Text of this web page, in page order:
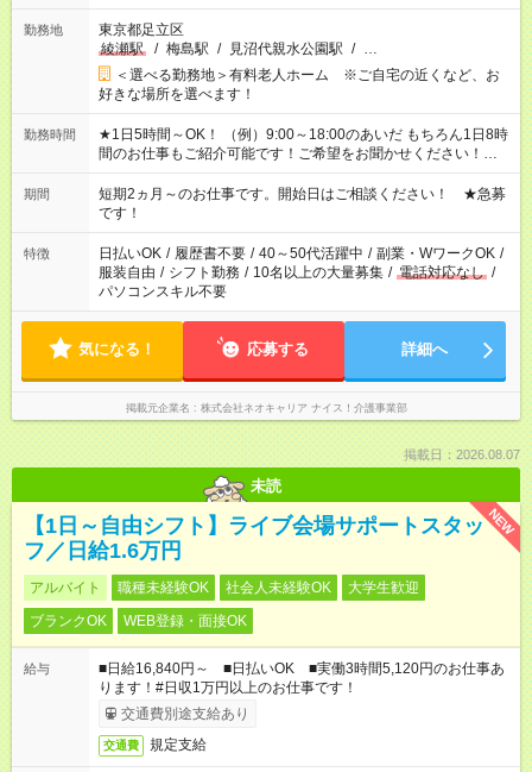
勤務地
東京都足立区
綾瀬駅
/ 梅島駅 / 見沼代親水公園駅 / …
＜選べる勤務地＞有料老人ホーム ※ご自宅の近くなど、お
好きな場所を選べます！
勤務時間
★1日5時間～OK！ （例）9:00～18:00のあいだ もちろん1日8時
間のお仕事もご紹介可能です！ご希望をお聞かせください！★家
庭の都合でお休みが必要な場合も遠慮なくご相談ください。 ※
週最低15時間以上の勤務が必要です
期間
短期2ヵ月～のお仕事です。開始日はご相談ください！ ★急募
です！
特徴 日払いOK / 履歴書不要 / 40～50代活躍中 / 副業・WワークOK /
服装自由 / シフト勤務 / 10名以上の大量募集 / 電話対応なし /
パソコンスキル不要
気になる！ 応募する 詳細へ
掲載元企業名 株式会社ネオキャリア ナイス！介護事業部
掲載日：2026.08.07
未読
NEW
【1日～自由シフト】ライブ会場サポートスタッ
フ／日給1.6万円
アルバイト 職種未経験OK 社会人未経験OK
大学生歓迎
ブランクOK
WEB登録・面接OK
給与
■日給16,840円～ ■日払いOK ■実働3時間5,120円のお仕事あ
ります！#日収1万円以上のお仕事です！
交通費別途支給あり
交通費 規定支給